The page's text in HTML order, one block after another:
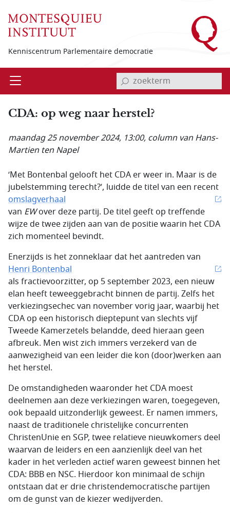
Kenniscentrum Parlementaire democratie
Open invoerveld zoekterm
CDA: op weg naar herstel?
maandag 25 november 2024, 13:00, column van Hans-
Martien ten Napel
‘Met Bontenbal gelooft het CDA er weer in. Maar is de
jubelstemming terecht?’, luidde de titel van een recent
omslagverhaal
van EWover deze partij. De titel geeft op treffende
wijze de twee zijden aan van de positie waarin het CDA
zich momenteel bevindt.
Enerzijds is het zonneklaar dat het aantreden van
Henri Bontenbal
als fractievoorzitter, op 5 september 2023, een nieuw
elan heeft teweeggebracht binnen de partij. Zelfs het
verkiezingsechec van november vorig jaar, waarbij het
CDA op een historisch dieptepunt van slechts vijf
Tweede Kamerzetels belandde, deed hieraan geen
afbreuk. Men wist zich immers verzekerd van de
aanwezigheid van een leider die kon (door)werken aan
het herstel.
De omstandigheden waaronder het CDA moest
deelnemen aan deze verkiezingen waren, toegegeven,
ook bepaald uitzonderlijk geweest. Er namen immers,
naast de traditionele christelijke concurrenten
ChristenUnie en SGP, twee relatieve nieuwkomers deel
waarvan de leiders en een aanzienlijk deel van het
kader in het verleden actief waren geweest binnen het
CDA: BBB en NSC. Hierdoor kon minimaal de schijn
ontstaan dat er drie christendemocratische partijen
om de gunst van de kiezer wedijverden.